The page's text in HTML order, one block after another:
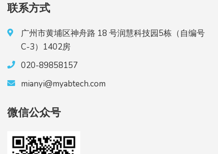
联系方式
广州市黄埔区神舟路 18 号润慧科技园5栋（自编号
C-3）1402房
020-89858157
mianyi@myabtech.com
微信公众号